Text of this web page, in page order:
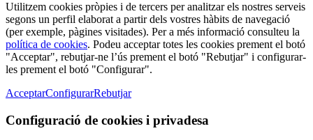
Utilitzem cookies pròpies i de tercers per analitzar els nostres serveis
segons un perfil elaborat a partir dels vostres hàbits de navegació
(per exemple, pàgines visitades). Per a més informació consulteu la
política de cookies. Podeu acceptar totes les cookies prement el botó
"Acceptar", rebutjar-ne l’ús prement el botó "Rebutjar" i configurar-
les prement el botó "Configurar".
AcceptarConfigurarRebutjar
Configuració de cookies i privadesa